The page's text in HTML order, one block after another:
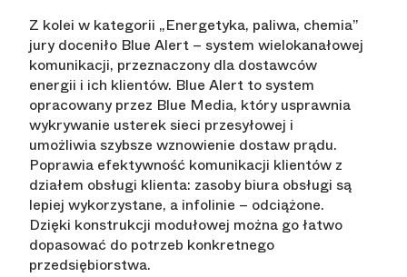
Z kolei w kategorii „Energetyka, paliwa, chemia”
jury doceniło Blue Alert – system wielokanałowej
komunikacji, przeznaczony dla dostawców
energii i ich klientów. Blue Alert to system
opracowany przez Blue Media, który usprawnia
wykrywanie usterek sieci przesyłowej i
umożliwia szybsze wznowienie dostaw prądu.
Poprawia efektywność komunikacji klientów z
działem obsługi klienta: zasoby biura obsługi są
lepiej wykorzystane, a infolinie – odciążone.
Dzięki konstrukcji modułowej można go łatwo
dopasować do potrzeb konkretnego
przedsiębiorstwa.